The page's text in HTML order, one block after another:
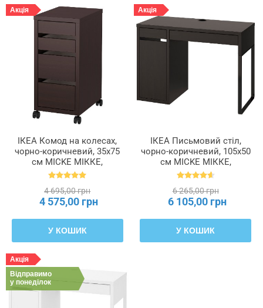
Акція
ІКЕА Комод на колесах,
чорно-коричневий, 35x75
см MICKE МІККЕ,
802.447.49
4 695,00 грн
4 575,00 грн
У КОШИК
Акція
ІКЕА Письмовий стіл,
чорно-коричневий, 105x50
см MICKE МІККЕ,
102.447.43
6 265,00 грн
6 105,00 грн
У КОШИК
Акція
Відправимо
у понеділок